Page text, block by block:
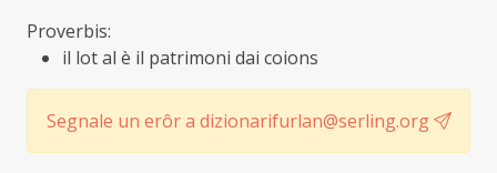
Proverbis:
il lot al è il patrimoni dai coions
Segnale un erôr a dizionarifurlan@serling.org